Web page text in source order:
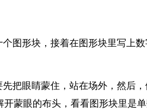
图形块，接着在图形块里写上
把眼睛蒙住，站在场外，然后
蒙眼的布头，看看图形块里是